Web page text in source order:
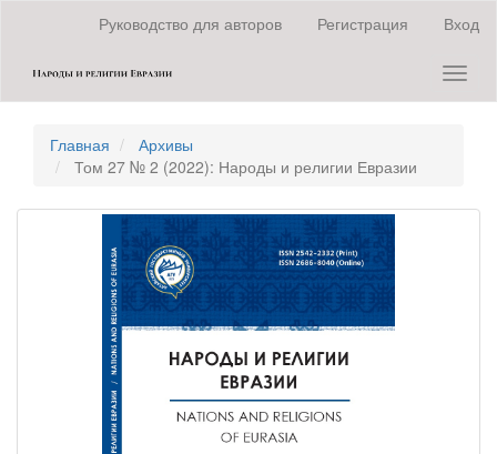
содержанию
страницы
навигация
Основное
Боковая
Руководство для авторов Регистрация Вход
Главная
Архивы
Том 27 № 2 (2022): Народы и религии Евразии